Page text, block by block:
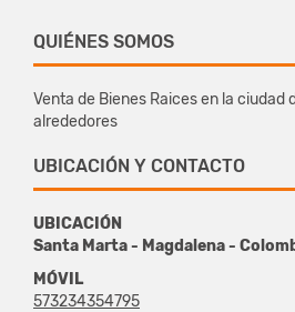
QUIÉNES SOMOS
Venta de Bienes Raices en la ciudad
alrededores
UBICACIÓN Y CONTACTO
UBICACIÓN
Santa Marta - Magdalena -
MÓVIL
573234354795